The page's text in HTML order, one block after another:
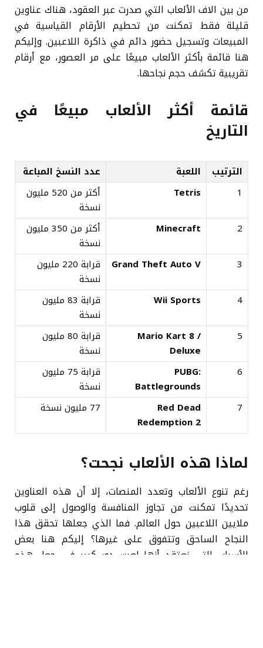
من بين الاف الألعاب التي صدرت عبر العقود، هناك عناوين
قليلة فقط تمكنت من تحطيم الأرقام القياسية في
المبيعات وتسجيل حضور دائم في ذاكرة اللاعبين. وإليكم
هنا قائمة بأكثر الألعاب مبيعًا على مر العصور، مع أرقام
تقريبية تكشف حجم نجاحها.
قائمة أكثر الألعاب مبيعًا في
التاريخ
الترتيب اللعبة
عدد النسخ المباعة
1
Tetris
أكثر من 520 مليون
نسخة
2
Minecraft
أكثر من 350 مليون
نسخة
3
Grand Theft Auto V
قرابة 220 مليون
نسخة
4
Wii Sports
قرابة 83 مليون
نسخة
5
Mario Kart 8 /
Deluxe
قرابة 80 مليون
نسخة
6
PUBG:
Battlegrounds
قرابة 75 مليون
نسخة
7
Red Dead
Redemption 2
77 مليون نسخة
لماذا هذه الألعاب نجحت؟
رغم تنوع الألعاب وتعدد المنصات، إلا أن هذه العناوين
تحديدًا تمكنت من تجاوز المنافسة والوصول إلى قلوب
ملايين اللاعبين حول العالم. فما الذي جعلها تحقق هذا
النجاح الساحق وتتفوق على غيرها؟ إليكم هنا بعض
الأسباب التي نعتقد أنها لعبت دور كبير في جعل هذه